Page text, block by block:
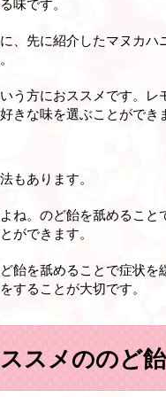
味です。
、先に紹介したマヌカ
う方におススメです。
きな味を選ぶことができ
もあります。
ね。のど飴を舐めるこ
ができます。
飴を舐めることで症状
することが大切です。
スメののど